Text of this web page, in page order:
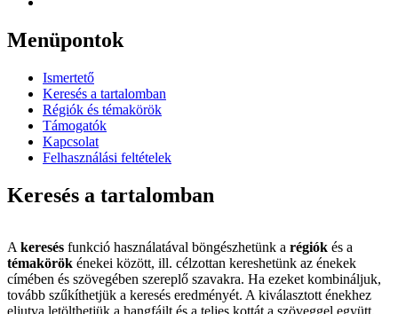
Menüpontok
Ismertető
Keresés a tartalomban
Régiók és témakörök
Támogatók
Kapcsolat
Felhasználási feltételek
Keresés a tartalomban
A keresés funkció használatával böngészhetünk a régiók és a
témakörök énekei között, ill. célzottan kereshetünk az énekek
címében és szövegében szereplő szavakra. Ha ezeket kombináljuk,
tovább szűkíthetjük a keresés eredményét. A kiválasztott énekhez
eljutva letölthetjük a hangfájlt és a teljes kottát a szöveggel együtt.